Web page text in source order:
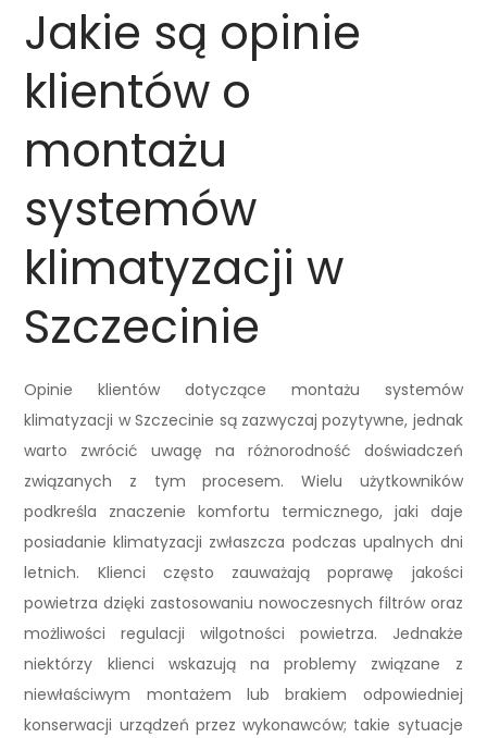
Jakie są opinie
klientów o
montażu
systemów
klimatyzacji w
Szczecinie
Opinie klientów dotyczące montażu systemów
klimatyzacji w Szczecinie są zazwyczaj pozytywne, jednak
warto zwrócić uwagę na różnorodność doświadczeń
związanych z tym procesem. Wielu użytkowników
podkreśla znaczenie komfortu termicznego, jaki daje
posiadanie klimatyzacji zwłaszcza podczas upalnych dni
letnich. Klienci często zauważają poprawę jakości
powietrza dzięki zastosowaniu nowoczesnych filtrów oraz
możliwości regulacji wilgotności powietrza. Jednakże
niektórzy klienci wskazują na problemy związane z
niewłaściwym montażem lub brakiem odpowiedniej
konserwacji urządzeń przez wykonawców; takie sytuacje